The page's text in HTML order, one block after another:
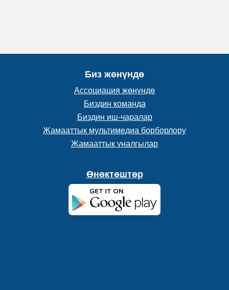
Биз жөнүндө
Ассоциация жөнүндө
Биздин команда
Биздин иш-чаралар
Жамааттык мультимедиа борборлору
Жамааттык үналгылар
Өнөктөштөр